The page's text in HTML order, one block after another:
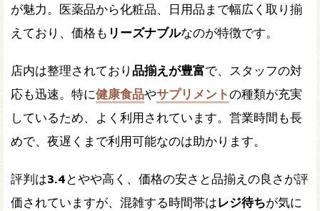
が魅力。医薬品から化粧品、日用品まで幅広く取り揃
えており、価格も リーズナブルなのが特徴です。
店内は整理されており 品揃えが豊富で、スタッフの対
応も迅速。特に健康食品やサプリメントの種類が充実
しているため、よく利用されています。営業時間も長
めで、夜遅くまで利用可能なのは助かります。
評判は3.4 とやや高く、価格の安さと品揃えの良さが評
価されていますが、混雑する時間帯はレジ待ちが気に